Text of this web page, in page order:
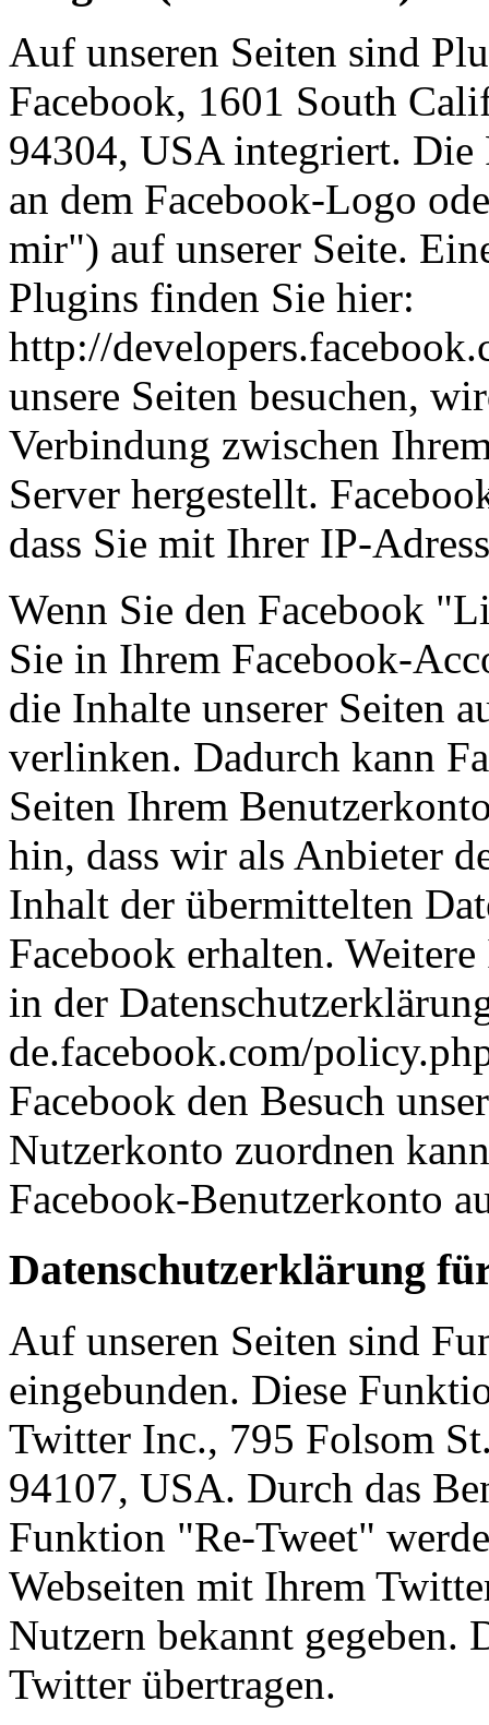
Auf unseren Seiten sind
Facebook, 1601 South
94304, USA integriert. Die
an dem Facebook-Logo
mir") auf unserer Seite.
Plugins finden Sie hier:
http://
unsere Seiten besuchen,
Verbindung zwischen
Server hergestellt.
dass Sie mit Ihrer IP-
Wenn Sie den Facebook
Sie in Ihrem Facebook-
die Inhalte unserer Seiten
verlinken. Dadurch kann
Seiten Ihrem
hin, dass wir als Anbieter
Inhalt der übermittelten
Facebook erhalten.
in der
de.facebook.com/
Facebook den Besuch
Nutzerkonto zuordnen
Facebook-Benutzerkonto
Datenschutzerklärung
Auf unseren Seiten sind
eingebunden. Diese
Twitter Inc., 795 Folsom
94107, USA. Durch das
Funktion "Re-Tweet"
Webseiten mit Ihrem
Nutzern bekannt gegeben.
Twitter übertragen.